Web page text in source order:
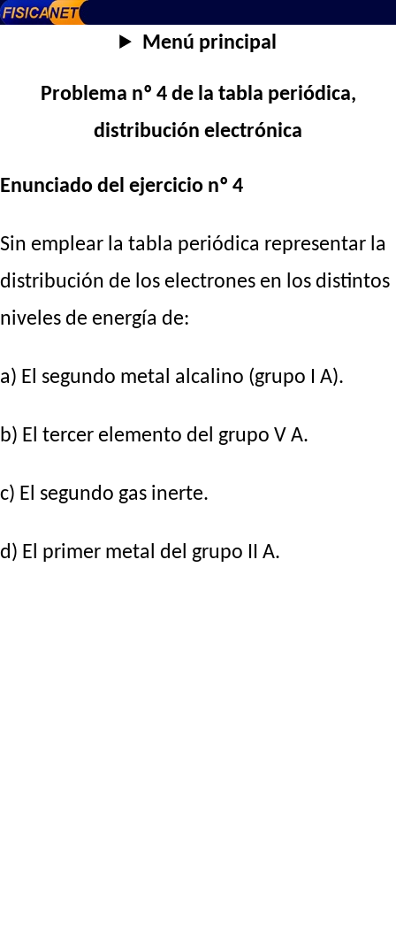
Menú principal
Problema nº 4 de la tabla periódica,
distribución electrónica
Enunciado del ejercicio nº 4
Sin emplear la tabla periódica representar la
distribución de los electrones en los distintos
niveles de energía de:
a) El segundo metal alcalino (grupo I A).
b) El tercer elemento del grupo V A.
c) El segundo gas inerte.
d) El primer metal del grupo II A.